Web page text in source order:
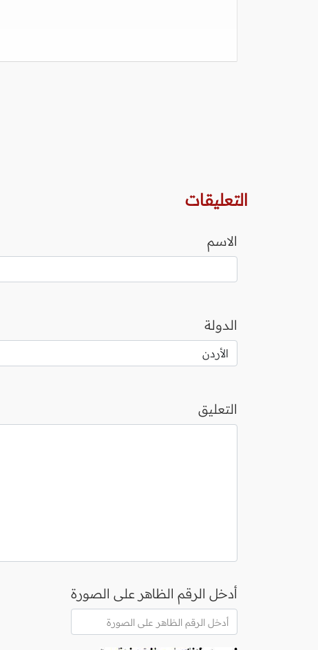
التعليقات
الاسم
الدولة
التعليق
أدخل الرقم الظاهر على الصورة